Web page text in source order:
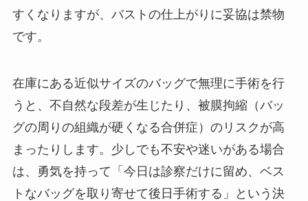
すくなりますが、バストの仕上がりに妥協は禁物
です。
在庫にある近似サイズのバッグで無理に手術を行
うと、不自然な段差が生じたり、被膜拘縮（バッ
グの周りの組織が硬くなる合併症）のリスクが高
まったりします。少しでも不安や迷いがある場合
は、勇気を持って「今日は診察だけに留め、ベス
トなバッグを取り寄せて後日手術する」という決